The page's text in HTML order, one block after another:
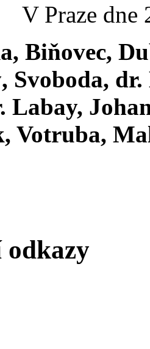
V Praze dne
Biňovec,
Svoboda,
Labay,
Votruba,
odkazy